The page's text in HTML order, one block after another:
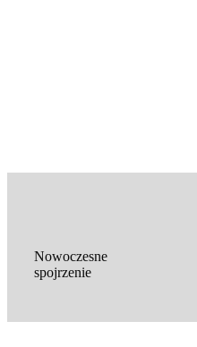
Nowoczesne
spojrzenie